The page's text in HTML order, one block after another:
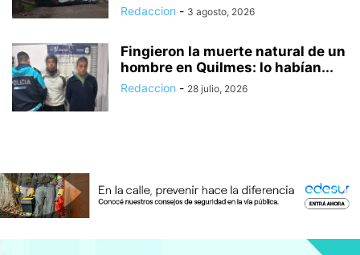
Redaccion - 3 agosto, 2026
Fingieron la muerte natural de un
hombre en Quilmes: lo habían...
Redaccion - 28 julio, 2026